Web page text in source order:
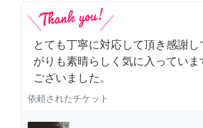
とても丁寧に対応して頂き感謝し
がりも素晴らしく気に入っていま
ございました。
依頼されたチケット